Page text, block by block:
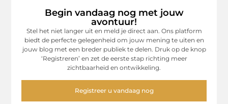
Begin vandaag nog met jouw
avontuur!
Stel het niet langer uit en meld je direct aan. Ons platform
biedt de perfecte gelegenheid om jouw mening te uiten en
jouw blog met een breder publiek te delen. Druk op de knop
‘Registreren’ en zet de eerste stap richting meer
zichtbaarheid en ontwikkeling.
Registreer u vandaag nog